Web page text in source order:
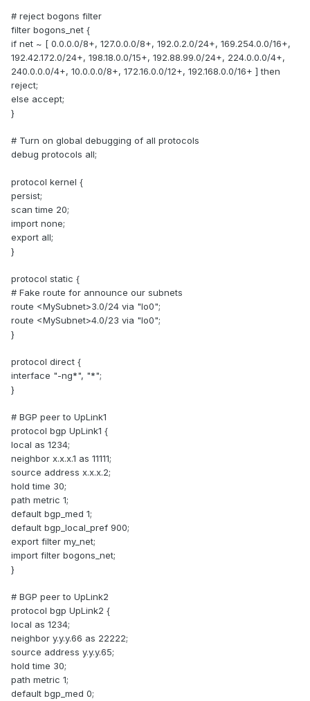
# reject bogons filter
filter bogons_net {
if net ~ [ 0.0.0.0/8+, 127.0.0.0/8+, 192.0.2.0/24+, 169.254.0.0/16+,
192.42.172.0/24+, 198.18.0.0/15+, 192.88.99.0/24+, 224.0.0.0/4+,
240.0.0.0/4+, 10.0.0.0/8+, 172.16.0.0/12+, 192.168.0.0/16+ ] then
reject;
else accept;
}
# Turn on global debugging of all protocols
debug protocols all;
protocol kernel {
persist;
scan time 20;
import none;
export all;
}
protocol static {
# Fake route for announce our subnets
route <MySubnet>3.0/24 via "lo0";
route <MySubnet>4.0/23 via "lo0";
}
protocol direct {
interface "-ng*", "*";
}
# BGP peer to UpLink1
protocol bgp UpLink1 {
local as 1234;
neighbor x.x.x.1 as 11111;
source address x.x.x.2;
hold time 30;
path metric 1;
default bgp_med 1;
default bgp_local_pref 900;
export filter my_net;
import filter bogons_net;
}
# BGP peer to UpLink2
protocol bgp UpLink2 {
local as 1234;
neighbor y.y.y.66 as 22222;
source address y.y.y.65;
hold time 30;
path metric 1;
default bgp_med 0;